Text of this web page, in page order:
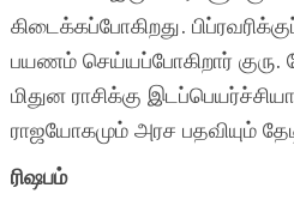
கிடைக்கப்போகிறது.
பயணம் செய்யப்போகிறார் குரு.
மிதுன ராசிக்கு
ராஜயோகமும் அரச பதவியும்
ரிஷபம்